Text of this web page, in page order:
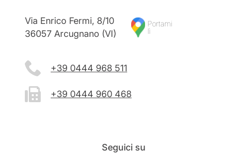
Via Enrico Fermi, 8/10
36057 Arcugnano (VI)
Portami
lì
+39 0444 968 511
+39 0444 960 468
Seguici su